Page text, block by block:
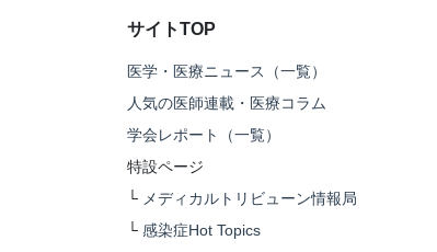
サイトTOP
医学・医療ニュース（一覧）
人気の医師連載・医療コラム
学会レポート（一覧）
特設ページ
└ メディカルトリビューン情報局
└ 感染症Hot Topics